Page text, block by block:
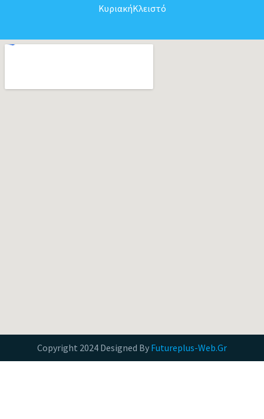
ΚυριακήΚλειστό
Copyright 2024 Designed By Futureplus-Web.Gr